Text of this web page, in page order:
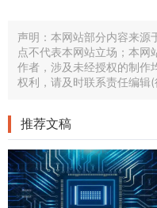
声明：本网站部分内容来源
点不代表本网站立场；本网
作者，涉及未经授权的制作
权利，请及时联系责任编辑
推荐文稿